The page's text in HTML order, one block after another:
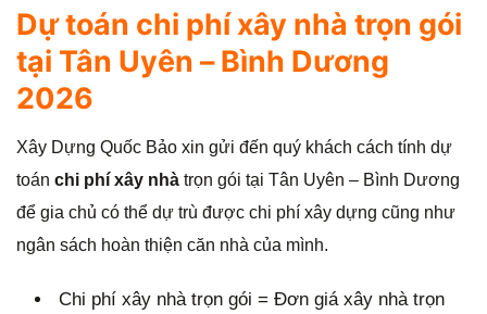
Dự toán chi phí xây nhà trọn gói
tại Tân Uyên – Bình Dương
2026
Xây Dựng Quốc Bảo xin gửi đến quý khách cách tính dự
toán chi phí xây nhà trọn gói tại Tân Uyên – Bình Dương
để gia chủ có thể dự trù được chi phí xây dựng cũng như
ngân sách hoàn thiện căn nhà của mình.
Chi phí xây nhà trọn gói = Đơn giá xây nhà trọn